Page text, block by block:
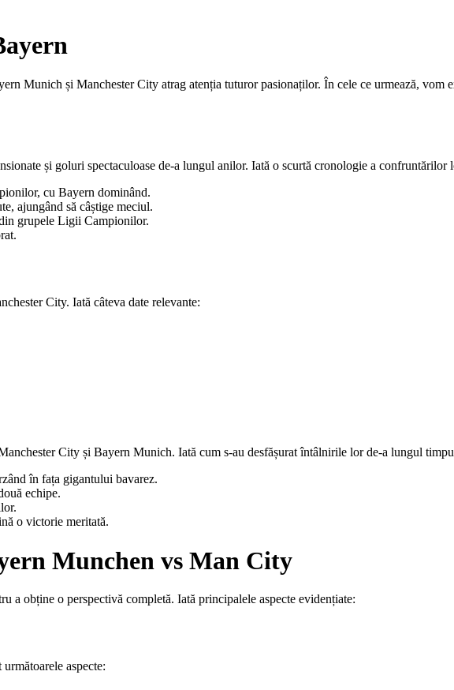
Munich și Manchester City atrag atenția tuturor pasionaților. În cele ce urmează, vom
și goluri spectaculoase de-a lungul anilor. Iată o scurtă cronologie a confruntărilor
cu Bayern dominând.
ajungând să câștige meciul.
grupele Ligii Campionilor.
City. Iată câteva date relevante:
City și Bayern Munich. Iată cum s-au desfășurat întâlnirile lor de-a lungul
în fața gigantului bavarez.
echipe.
o victorie meritată.
Munchen vs Man City
a obține o perspectivă completă. Iată principalele aspecte evidențiate:
aspecte: